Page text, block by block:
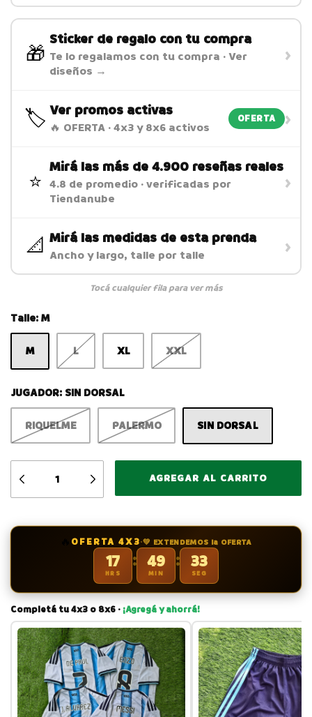
🎁
Sticker de regalo con tu compra
Te lo regalamos con tu compra · Ver
diseños →
›
🏷️ Ver promos activas
🔥 OFERTA · 4x3 y 8x6 activos
OFERTA ›
⭐
Mirá las más de 4.900 reseñas reales
4.8 de promedio · verificadas por
Tiendanube
›
📐 Mirá las medidas de esta prenda
Ancho y largo, talle por talle ›
Tocá cualquier fila para ver más
Talle:M
M L XL XXL
JUGADOR: SIN DORSAL
RIQUELME PALERMO SIN DORSAL
OFERTA 4X3·💚 EXTENDEMOS la OFERTA
17
HRS
: 49
MIN
: 32
SEG
Completá tu 4x3 o 8x6 · ¡Agregá y ahorrá!